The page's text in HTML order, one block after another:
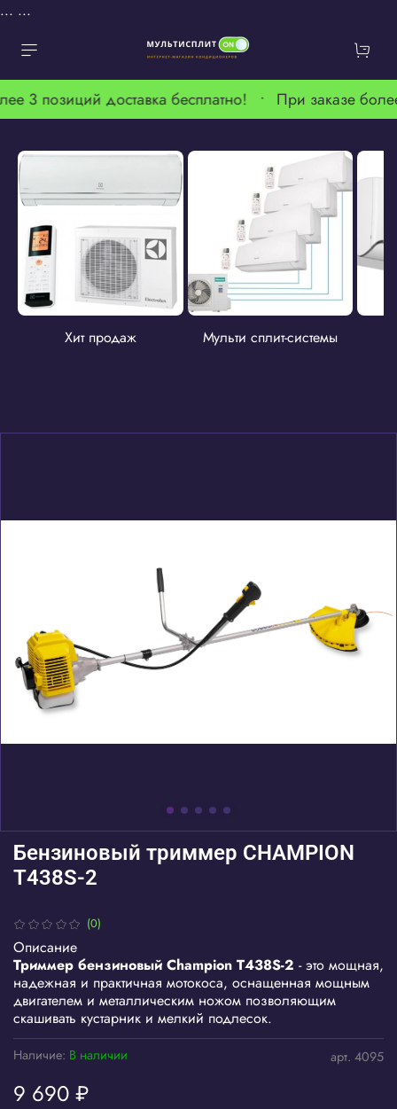
... ...
3 позиций доставка бесплатно! • При заказе
Хит продаж Мульти сплит-системы
(0)
арт. 4095
Наличие: В наличии
Бензиновый триммер CHAMPION
T438S-2
9 690 ₽
Описание
Триммер бензиновый Champion Т438S-2 - это мощная,
надежная и практичная мотокоса, оснащенная мощным
двигателем и металлическим ножом позволяющим
скашивать кустарник и мелкий подлесок.